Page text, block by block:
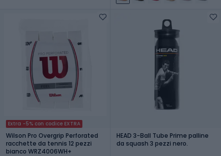
Extra -5% con codice EXTRA
Wilson Pro Overgrip Perforated
racchette da tennis 12 pezzi
bianco WRZ4006WH+
HEAD 3-Ball Tube Prime palline
da squash 3 pezzi nero.